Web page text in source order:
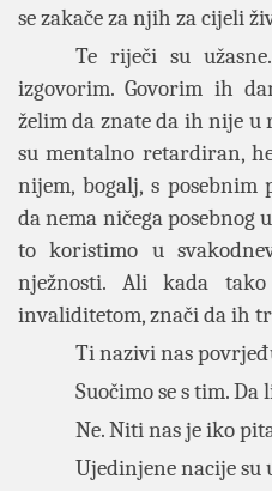
se zakače za njih za cijeli
Te riječi su
izgovorim. Govorim ih
želim da znate da ih nije
su mentalno retardiran,
nijem, bogalj, s posebnim
da nema ničega posebnog
to koristimo u
nježnosti. Ali kada
invaliditetom, znači da ih
Ti nazivi nas
Suočimo se s tim.
Ne. Niti nas je iko
Ujedinjene nacije su